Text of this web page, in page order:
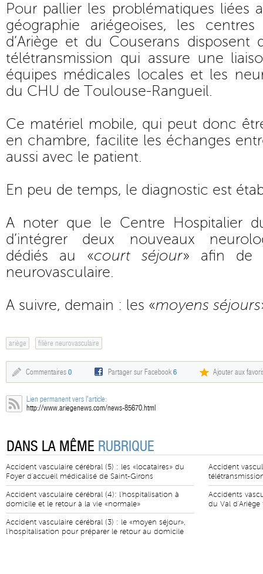
Pour pallier les problématiques liées
géographie ariégeoises, les
d’Ariège et du Couserans disposent
télétransmission qui assure une
équipes médicales locales et les
du CHU de Toulouse-Rangueil.
Ce matériel mobile, qui peut donc
en chambre, facilite les échanges
aussi avec le patient.
En peu de temps, le diagnostic est
A noter que le Centre Hospitalier
d’intégrer deux nouveaux
dédiés au «court séjour» afin de
neurovasculaire.
A suivre, demain : les «moyens séjours
ariège filière neurovasculaire
Commentaires 0 Partager sur Facebook6 Ajouter aux
Lien permanent vers l'article:
http://www.ariegenews.com/news-85670.html
DANS LA MÊME RUBRIQUE
Accident vasculaire cérébral (5) : les «locataires» du
Foyer d'accueil médicalisé de Saint-Girons
Accident vasculaire cérébral (4): l'hospitalisation à
domicile et le retour à la vie «normale»
Accident vasculaire cérébral (3) : le «moyen séjour»,
l'hospitalisation pour préparer le retour au domicile
Accident
Accidents
du Val